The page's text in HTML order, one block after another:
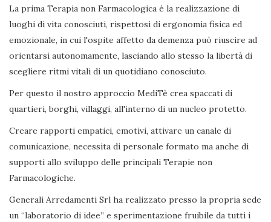
La prima Terapia non Farmacologica è la realizzazione di
luoghi di vita conosciuti, rispettosi di ergonomia fisica ed
emozionale, in cui l'ospite affetto da demenza può riuscire ad
orientarsi autonomamente, lasciando allo stesso la libertà di
scegliere ritmi vitali di un quotidiano conosciuto.
Per questo il nostro approccio MediTè crea spaccati di
quartieri, borghi, villaggi, all'interno di un nucleo protetto.
Creare rapporti empatici, emotivi, attivare un canale di
comunicazione, necessita di personale formato ma anche di
supporti allo sviluppo delle principali Terapie non
Farmacologiche.
Generali Arredamenti Srl ha realizzato presso la propria sede
un “laboratorio di idee” e sperimentazione fruibile da tutti i